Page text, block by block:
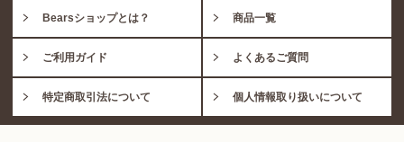
Bearsショップとは？ 商品一覧
ご利用ガイド よくあるご質問
特定商取引法について 個人情報取り扱いについて